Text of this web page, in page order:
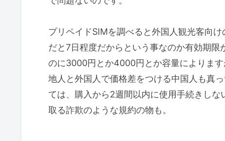
プリペイドSIMを調べると外国人観光客向
だと7日程度だからという事なのか有効期
のに3000円とか4000円とか容量によりま
地人と外国人で価格差をつける中国人も真
ては、購入から2週間以内に使用手続きし
取る詐欺のような規約の物も。